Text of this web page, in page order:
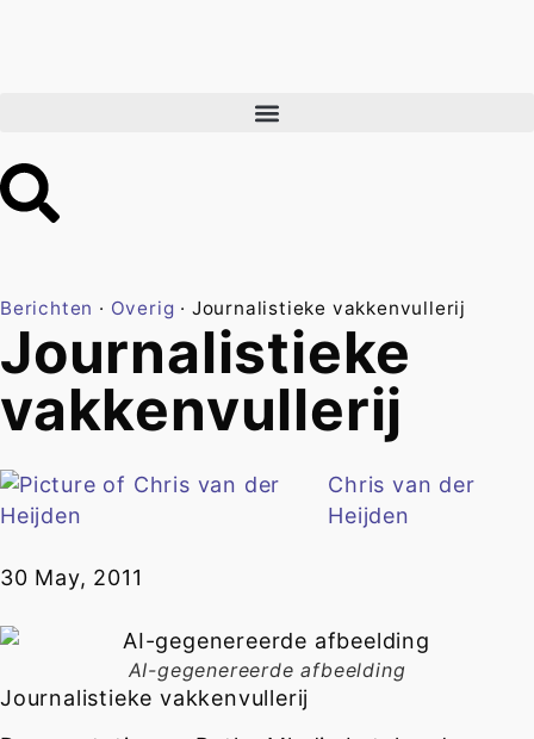
Berichten · Overig · Journalistieke vakkenvullerij
Journalistieke
vakkenvullerij
Chris van der
Heijden
30 May, 2011
AI-gegenereerde afbeelding
Journalistieke vakkenvullerij